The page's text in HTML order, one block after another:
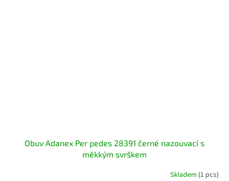
Obuv Adanex Per pedes 28391 černé nazouvací s
měkkým svrškem
Skladem (1 pcs)